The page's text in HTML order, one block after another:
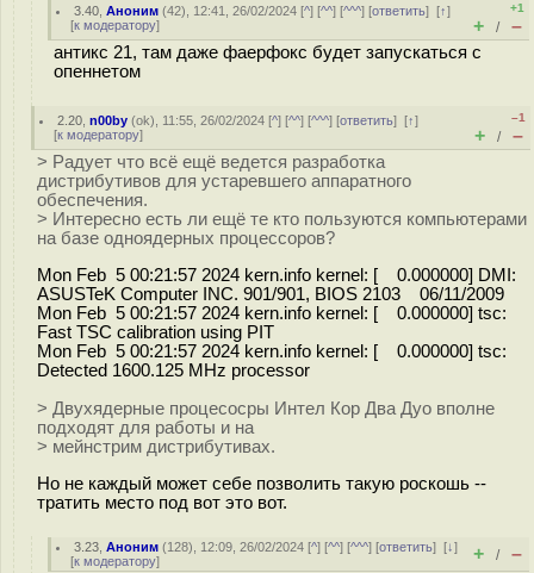
3.40 ,Аноним (42), 12:41, 26/02/2024 [^] [^^] [^^^] [ответить][↑]
[к модератору]
+1
+ / –
антикс 21, там даже фаерфокс будет запускаться с
опеннетом
2.20 ,n00by (ok), 11:55, 26/02/2024 [^] [^^] [^^^] [ответить][↑]
[к модератору]
–1
+ / –
> Радует что всё ещё ведется разработка
дистрибутивов для устаревшего аппаратного
обеспечения.
> Интересно есть ли ещё те кто пользуются компьютерами
на базе одноядерных процессоров?
Mon Feb 5 00:21:57 2024 kern.info kernel: [ 0.000000] DMI:
ASUSTeK Computer INC. 901/901, BIOS 2103 06/11/2009
Mon Feb 5 00:21:57 2024 kern.info kernel: [ 0.000000] tsc:
Fast TSC calibration using PIT
Mon Feb 5 00:21:57 2024 kern.info kernel: [ 0.000000] tsc:
Detected 1600.125 MHz processor
> Двухядерные процесосры Интел Кор Два Дуо вполне
подходят для работы и на
> мейнстрим дистрибутивах.
Но не каждый может себе позволить такую роскошь --
тратить место под вот это вот.
3.23 ,Аноним (128), 12:09, 26/02/2024 [^] [^^] [^^^] [ответить][↓]
[к модератору] + / –